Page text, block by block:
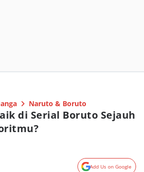
Naruto & Boruto
di Serial Boruto Sejauh
Add Us on Google